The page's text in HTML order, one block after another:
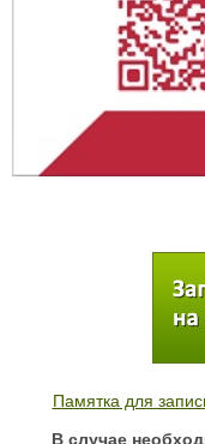
Памятка для
В случае